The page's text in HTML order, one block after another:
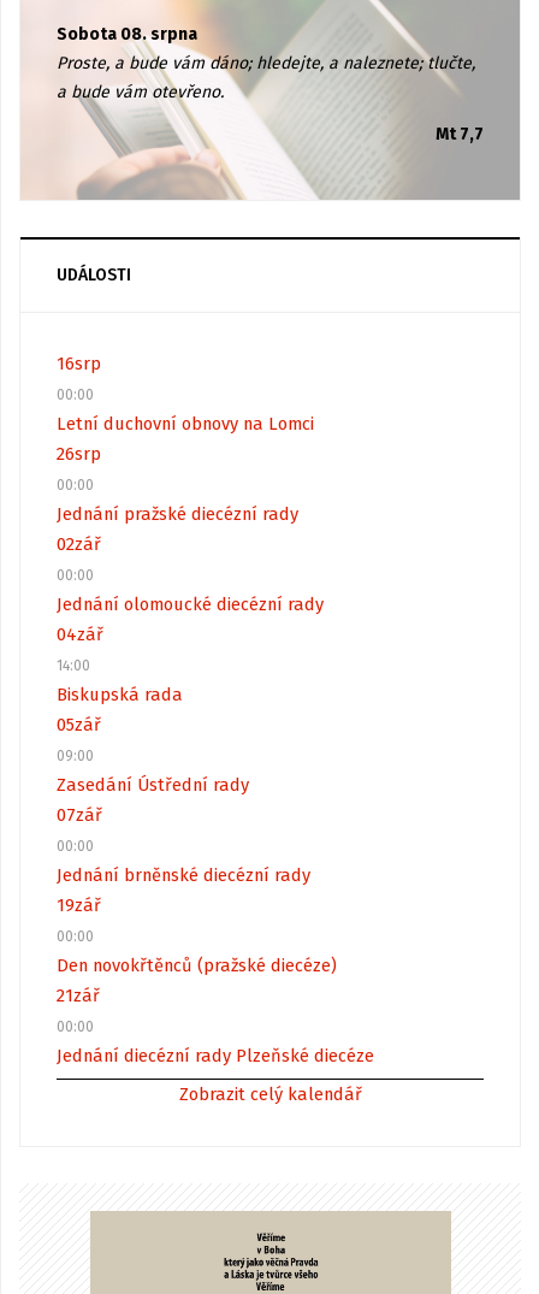
Sobota 08. srpna
Proste, a bude vám dáno; hledejte, a naleznete; tlučte,
a bude vám otevřeno.
Mt 7,7
UDÁLOSTI
16srp
00:00
Letní duchovní obnovy na Lomci
26srp
00:00
Jednání pražské diecézní rady
02zář
00:00
Jednání olomoucké diecézní rady
04zář
14:00
Biskupská rada
05zář
09:00
Zasedání Ústřední rady
07zář
00:00
Jednání brněnské diecézní rady
19zář
00:00
Den novokřtěnců (pražské diecéze)
21zář
00:00
Jednání diecézní rady Plzeňské diecéze
Zobrazit celý kalendář